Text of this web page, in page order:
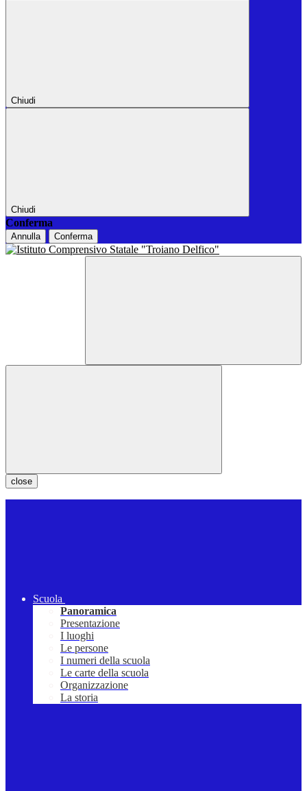
Chiudi
Chiudi
Conferma
Annulla Conferma
close
Scuola
Panoramica
Presentazione
I luoghi
Le persone
I numeri della scuola
Le carte della scuola
Organizzazione
La storia